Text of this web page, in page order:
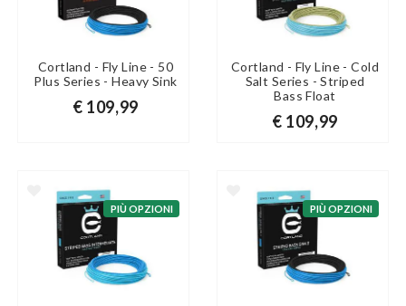
Cortland - Fly Line - 50
Plus Series - Heavy Sink
€ 109,99
Cortland - Fly Line - Cold
Salt Series - Striped
Bass Float
€ 109,99
PIÙ OPZIONI PIÙ OPZIONI